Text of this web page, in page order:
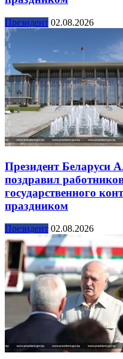
Президент 02.08.2026
Президент Беларуси
поздравил
государственного
праздником
Президент 02.08.2026